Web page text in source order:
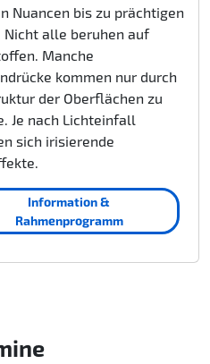
Nuancen bis zu prächtigen
Nicht alle beruhen auf
Manche
kommen nur durch
der Oberflächen zu
Je nach Lichteinfall
sich irisierende
Information &
Rahmenprogramm